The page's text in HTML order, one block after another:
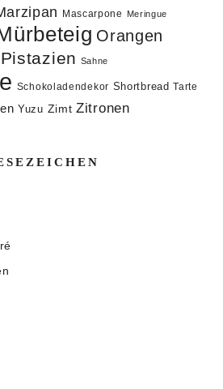
Mascarpone Meringue
Orangen
Pistazien Sahne
Schokoladendekor Shortbread Tarte
Yuzu Zimt Zitronen